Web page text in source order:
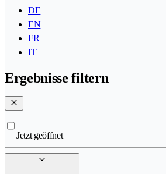
DE
EN
FR
IT
Ergebnisse filtern
Jetzt geöffnet